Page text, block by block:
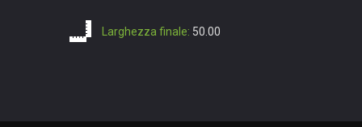
Larghezza finale: 50.00